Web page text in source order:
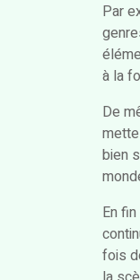
Par
à la
De
bien
En
fois